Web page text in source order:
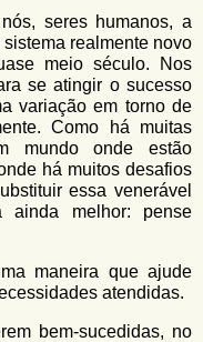
seres humanos, a
realmente novo
meio século. Nos
se atingir o sucesso
variação em torno de
Como há muitas
mundo onde estão
há muitos desafios
essa venerável
ainda melhor: pense
maneira que ajude
atendidas.
bem-sucedidas, no